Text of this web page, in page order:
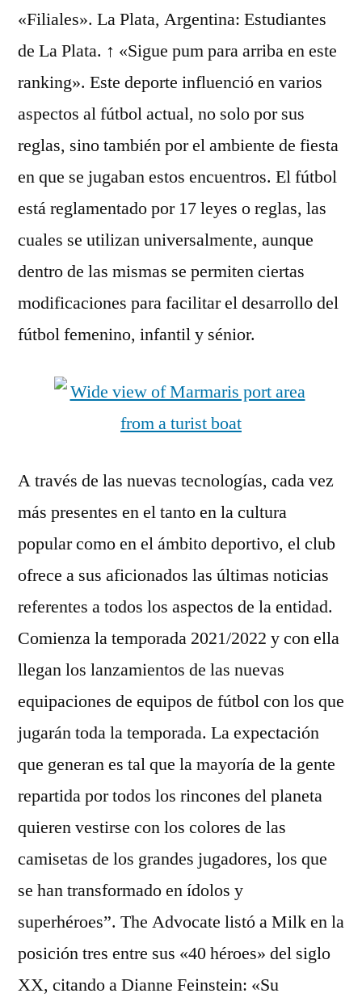
«Filiales». La Plata, Argentina: Estudiantes
de La Plata. ↑ «Sigue pum para arriba en este
ranking». Este deporte influenció en varios
aspectos al fútbol actual, no solo por sus
reglas, sino también por el ambiente de fiesta
en que se jugaban estos encuentros. El fútbol
está reglamentado por 17 leyes o reglas, las
cuales se utilizan universalmente, aunque
dentro de las mismas se permiten ciertas
modificaciones para facilitar el desarrollo del
fútbol femenino, infantil y sénior.
A través de las nuevas tecnologías, cada vez
más presentes en el tanto en la cultura
popular como en el ámbito deportivo, el club
ofrece a sus aficionados las últimas noticias
referentes a todos los aspectos de la entidad.
Comienza la temporada 2021/2022 y con ella
llegan los lanzamientos de las nuevas
equipaciones de equipos de fútbol con los que
jugarán toda la temporada. La expectación
que generan es tal que la mayoría de la gente
repartida por todos los rincones del planeta
quieren vestirse con los colores de las
camisetas de los grandes jugadores, los que
se han transformado en ídolos y
superhéroes”. The Advocate listó a Milk en la
posición tres entre sus «40 héroes» del siglo
XX, citando a Dianne Feinstein: «Su